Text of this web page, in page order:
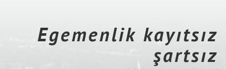
Egemenlik kayıtsız
şartsız